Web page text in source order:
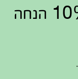
הצטרפי אלינו וקבלי 10% הנחה